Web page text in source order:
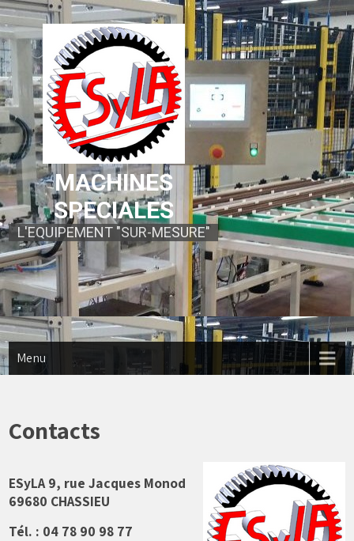
MACHINES
SPECIALES
L'EQUIPEMENT "SUR-MESURE"
Menu
Contacts
ESyLA 9, rue Jacques Monod
69680 CHASSIEU
Tél. : 04 78 90 98 77